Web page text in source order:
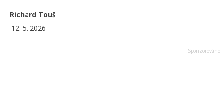
Richard Touš
12. 5. 2026